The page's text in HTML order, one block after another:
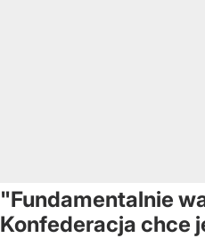
"Fundamentalnie
Konfederacja chce